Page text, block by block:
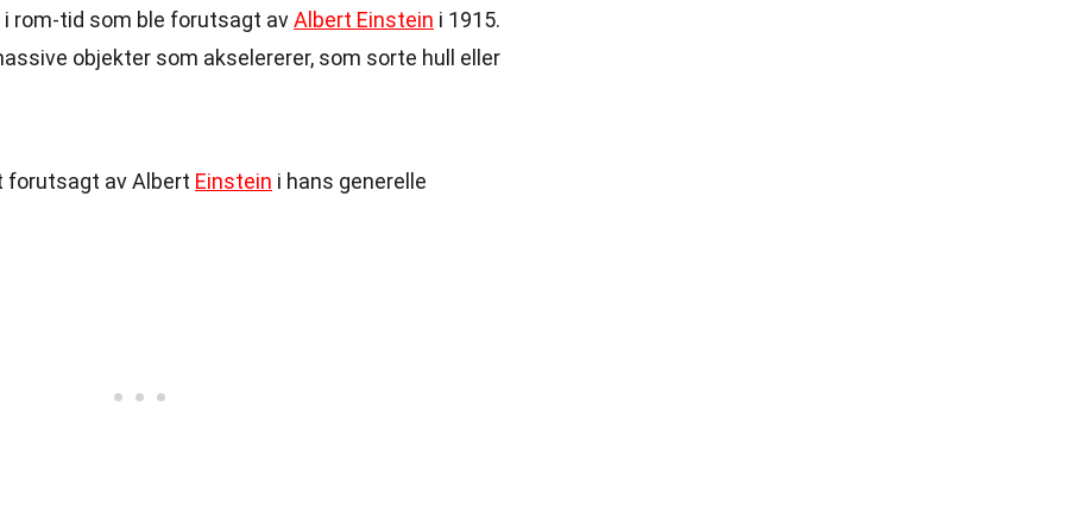
rom-tid som ble forutsagt avAlbert Einstein i 1915.
objekter som akselererer, som sorte hull eller
forutsagt av Albert Einstein i hans generelle